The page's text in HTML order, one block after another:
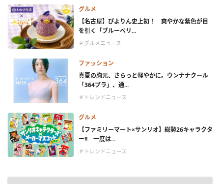
グルメ
【名古屋】ぴよりん史上初！ 爽やかな紫色が目
を引く「ブルーベリ...
＃グルメニュース
ファッション
真夏の胸元、さらっと軽やかに。ウンナナクール
「364ブラ」、通...
＃トレンドニュース
グルメ
【ファミリーマート×サンリオ】総勢26キャラクタ
ー!! 一度は...
＃トレンドニュース